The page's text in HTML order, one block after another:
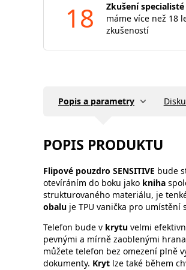
18
Zkušení specialisté
máme více než 18
zkušeností
Popis a parametry
POPIS PRODUKTU
Flipové pouzdro SENSITIVE bude
otevíráním do boku jako kniha
strukturovaného materiálu, je
obalu je TPU vanička pro umístění
Telefon bude v krytu velmi
pevnými a mírně zaoblenými
můžete telefon bez omezení plně
dokumenty. Kryt lze také během